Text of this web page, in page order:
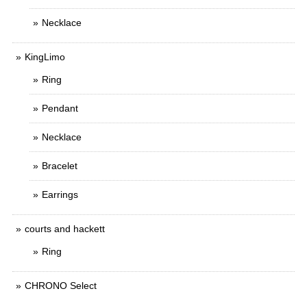
Necklace
KingLimo
Ring
Pendant
Necklace
Bracelet
Earrings
courts and hackett
Ring
CHRONO Select